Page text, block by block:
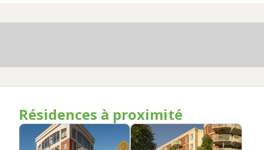
Résidences à proximité